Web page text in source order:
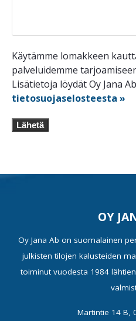
Käytämme lomakkeen
palveluidemme
Lisätietoja löydät Oy Jana
tietosuojaselosteesta »
Lähetä
OY
Oy Jana Ab on suomalainen
julkisten tilojen kalusteiden
toiminut vuodesta 1984
Martintie 14 B,